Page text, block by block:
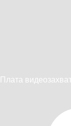
Плата